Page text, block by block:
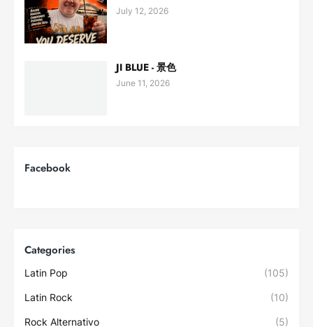
July 12, 2026
JI BLUE - 景色
June 11, 2026
Facebook
Categories
Latin Pop (105)
Latin Rock (10)
Rock Alternativo (5)